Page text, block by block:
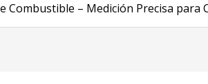
Combustible – Medición Precisa para